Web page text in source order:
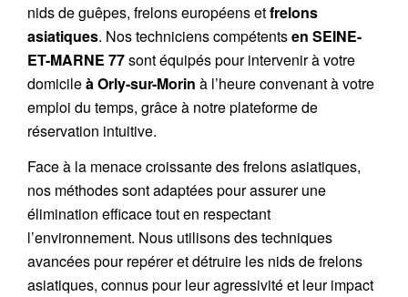
nids de guêpes, frelons européensetfrelons
asiatiques. Nos techniciens compétentsen SEINE-
ET-MARNE 77sont équipés pour intervenir à votre
domicileà Orly-sur-Morin à l’heure convenant à votre
emploi du temps, grâce à notre plateforme de
réservation intuitive.
Face à la menace croissante des frelons asiatiques,
nos méthodes sont adaptées pour assurer une
élimination efficace tout en respectant
l’environnement. Nous utilisons des techniques
avancées pour repérer et détruire les nids defrelons
asiatiques, connus pour leur agressivité et leur impact